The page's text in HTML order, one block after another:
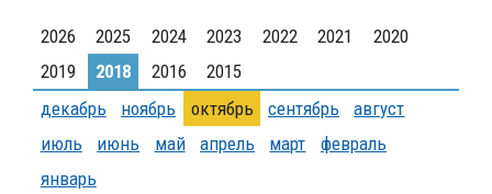
2026 2025 2024 2023 2022 2021
2020
2019
2018 2016
2015
декабрь
ноябрь октябрь сентябрь
август
июль
июнь май апрель март
февраль
январь